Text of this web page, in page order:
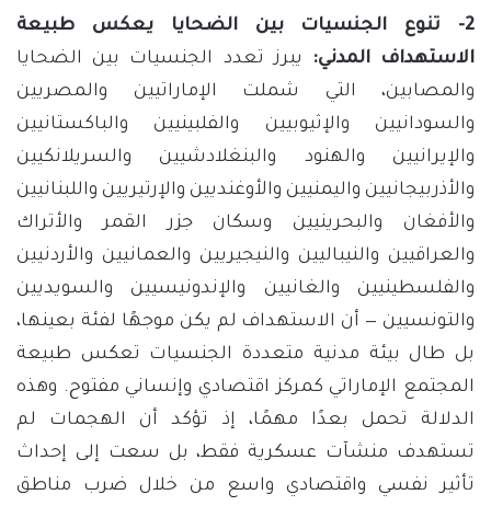
2- تنوع الجنسيات بين الضحايا يعكس طبيعة
الاستهداف المدني:
يبرز تعدد الجنسيات بين الضحايا
والمصابين، التي شملت الإماراتيين والمصريين
والسودانيين والإثيوبيين والفلبينيين والباكستانيين
والإيرانيين والهنود والبنغلادشيين والسريلانكيين
والأذربيجانيين واليمنيين والأوغنديين والإرتيريين واللبنانيين
والأفغان والبحرينيين وسكان جزر القمر والأتراك
والعراقيين والنيباليين والنيجيريين والعمانيين والأردنيين
والفلسطينيين والغانيين والإندونيسيين والسويديين
والتونسيين — أن الاستهداف لم يكن موجهًا لفئة بعينها،
بل طال بيئة مدنية متعددة الجنسيات تعكس طبيعة
المجتمع الإماراتي كمركز اقتصادي وإنساني مفتوح. وهذه
الدلالة تحمل بعدًا مهمًا، إذ تؤكد أن الهجمات لم
تستهدف منشآت عسكرية فقط، بل سعت إلى إحداث
تأثير نفسي واقتصادي واسع من خلال ضرب مناطق